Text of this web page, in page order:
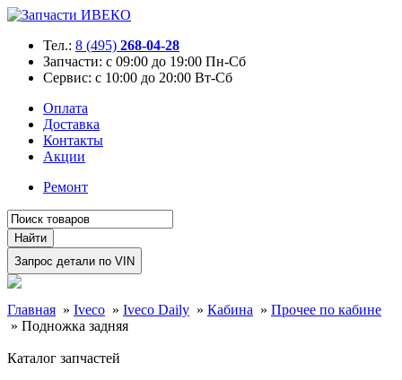
Тел.: 8 (495) 268-04-28
Запчасти: с 09:00 до 19:00 Пн-Сб
Сервис: с 10:00 до 20:00 Вт-Сб
Оплата
Доставка
Контакты
Акции
Ремонт
Главная » Iveco » Iveco Daily » Кабина » Прочее по кабине
» Подножка задняя
Каталог запчастей